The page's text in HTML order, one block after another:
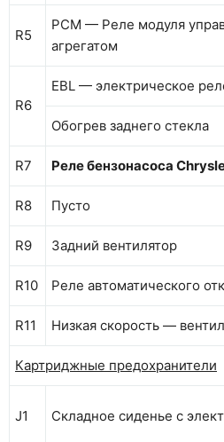
R5
PCM — Реле модуля
агрегатом
R6
EBL — электрическое
Обогрев заднего стекла
R7 Реле бензонасоса
R8 Пусто
R9 Задний вентилятор
R10 Реле автоматического
R11 Низкая скорость —
Картриджные предохранители
J1 Складное сиденье с